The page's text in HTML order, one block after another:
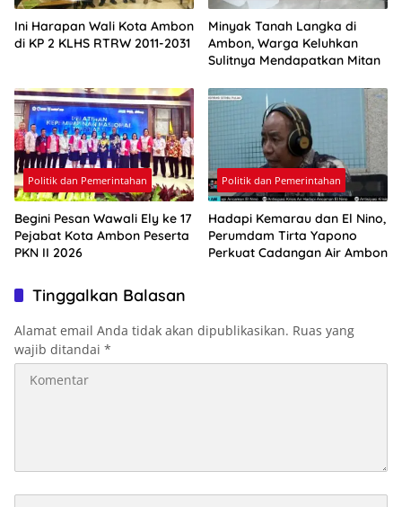
Ini Harapan Wali Kota Ambon
di KP 2 KLHS RTRW 2011-2031
Minyak Tanah Langka di
Ambon, Warga Keluhkan
Sulitnya Mendapatkan Mitan
Politik dan Pemerintahan
Begini Pesan Wawali Ely ke 17
Pejabat Kota Ambon Peserta
PKN II 2026
Politik dan Pemerintahan
Hadapi Kemarau dan El Nino,
Perumdam Tirta Yapono
Perkuat Cadangan Air Ambon
Tinggalkan Balasan
Alamat email Anda tidak akan dipublikasikan. Ruas yang
wajib ditandai *